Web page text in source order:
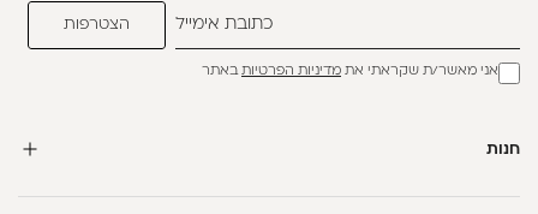
אני מאשר/ת שקראתי את מדיניות הפרטיותבאתר
חנות